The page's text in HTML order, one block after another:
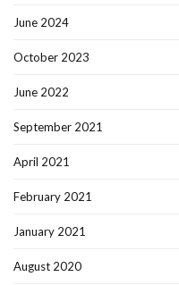
June 2024
October 2023
June 2022
September 2021
April 2021
February 2021
January 2021
August 2020